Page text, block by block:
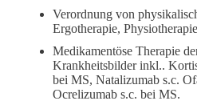
Verordnung von
Ergotherapie,
Medikamentöse Therapie
Krankheitsbilder inkl..
bei MS, Natalizumab s.c.
Ocrelizumab s.c. bei MS.